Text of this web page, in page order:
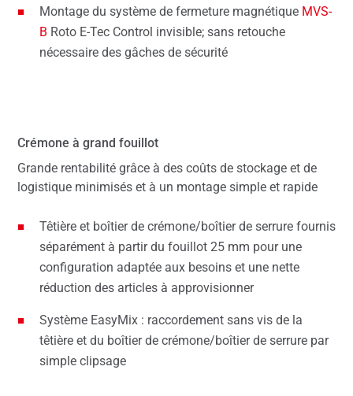
Montage du système de fermeture magnétique MVS-
B Roto E-Tec Control invisible; sans retouche
nécessaire des gâches de sécurité
Crémone à grand fouillot
Grande rentabilité grâce à des coûts de stockage et de
logistique minimisés et à un montage simple et rapide
Têtière et boîtier de crémone/boîtier de serrure fournis
séparément à partir du fouillot 25 mm pour une
configuration adaptée aux besoins et une nette
réduction des articles à approvisionner
Système EasyMix : raccordement sans vis de la
têtière et du boîtier de crémone/boîtier de serrure par
simple clipsage